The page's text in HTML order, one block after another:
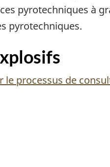
pyrotechniques à
pyrotechniques.
le processus de